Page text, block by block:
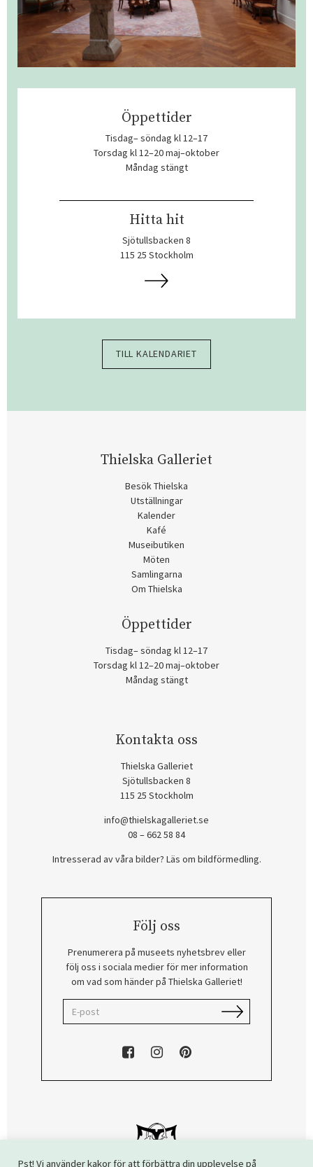
Öppettider
Tisdag– söndag kl 12–17
Torsdag kl 12–20 maj–oktober
Måndag stängt
Hitta hit
Sjötullsbacken 8
115 25 Stockholm
TILL KALENDARIET
Thielska Galleriet
Besök Thielska
Utställningar
Kalender
Kafé
Museibutiken
Möten
Samlingarna
Om Thielska
Öppettider
Tisdag– söndag kl 12–17
Torsdag kl 12–20 maj–oktober
Måndag stängt
Kontakta oss
Thielska Galleriet
Sjötullsbacken 8
115 25 Stockholm
info@thielskagalleriet.se
08 – 662 58 84
Intresserad av våra bilder? Läs om bildförmedling.
Följ oss
Prenumerera på museets nyhetsbrev eller
följ oss i sociala medier för mer information
om vad som händer på Thielska Galleriet!
Pst! Vi använder kakor för att förbättra din upplevelse på